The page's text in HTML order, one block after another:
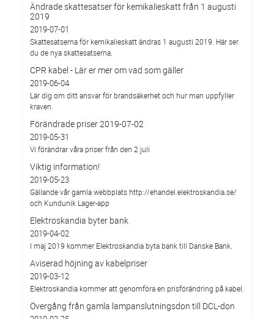
Ändrade skattesatser för kemikalieskatt från 1 augusti
2019
2019-07-01
Skattesatserna för kemikalieskatt ändras 1 augusti 2019. Här ser
du de nya skattesatserna.
CPR kabel - Lär er mer om vad som gäller
2019-06-04
Lär dig om ditt ansvar för brandsäkerhet och hur man uppfyller
kraven.
Förändrade priser 2019-07-02
2019-05-31
Vi förändrar våra priser från den 2 juli
Viktig information!
2019-05-23
Gällande vår gamla webbplats http://ehandel.elektroskandia.se/
och Kundunik Lager-app
Elektroskandia byter bank
2019-04-02
I maj 2019 kommer Elektroskandia byta bank till Danske Bank.
Aviserad höjning av kabelpriser
2019-03-12
Elektroskandia kommer att genomföra en prisförändring på kabel.
Övergång från gamla lampanslutningsdon till DCL-don